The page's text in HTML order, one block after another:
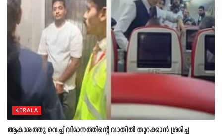
KERALA
ആകാശത്തു വെച്ച് വിമാനത്തിന്റെ വാതില്‍ തുറക്കാന്‍ ശ്രമിച്ച